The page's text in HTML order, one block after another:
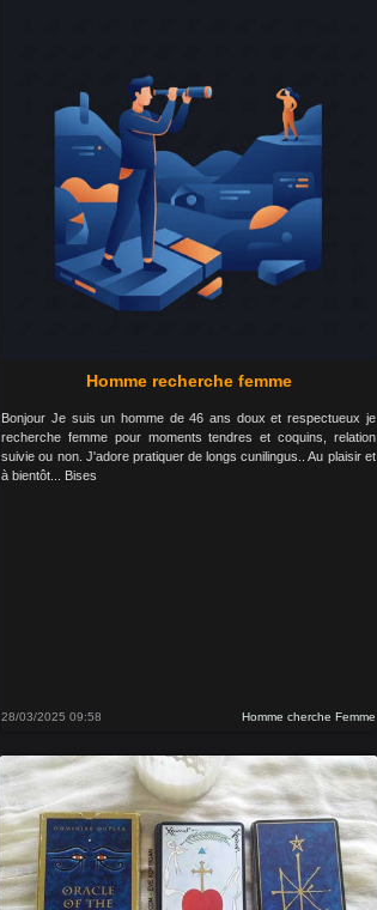
Homme recherche femme
Bonjour Je suis un homme de 46 ans doux et respectueux je
recherche femme pour moments tendres et coquins, relation
suivie ou non. J'adore pratiquer de longs cunilingus.. Au plaisir et
à bientôt... Bises
28/03/2025 09:58 Homme cherche Femme